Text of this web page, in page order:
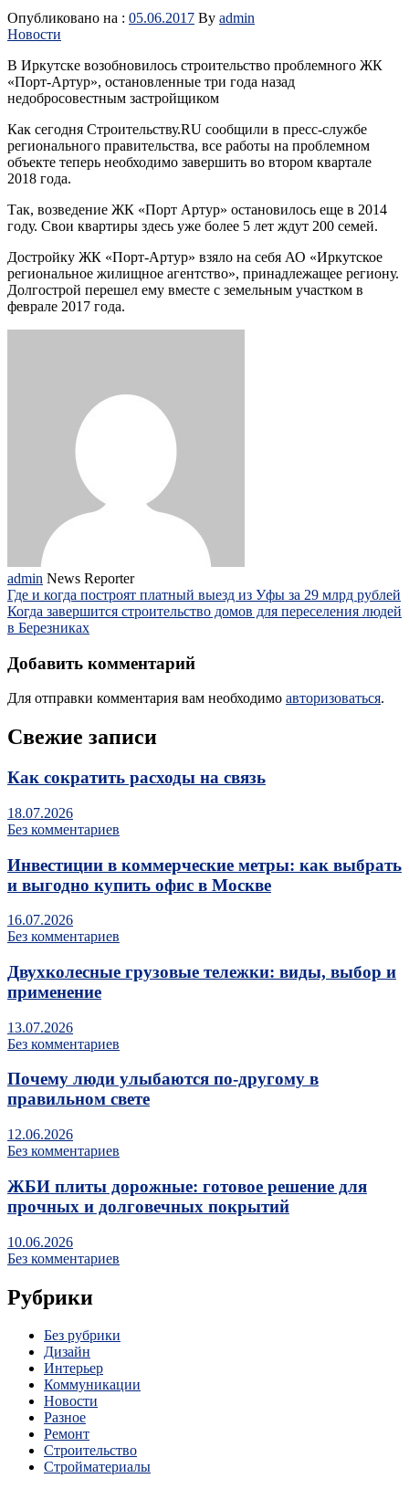
Опубликовано на : 05.06.2017 By admin
Новости
В Иркутске возобновилось строительство проблемного ЖК
«Порт-Артур», остановленные три года назад
недобросовестным застройщиком
Как сегодня Строительству.RU сообщили в пресс-службе
регионального правительства, все работы на проблемном
объекте теперь необходимо завершить во втором квартале
2018 года.
Так, возведение ЖК «Порт Артур» остановилось еще в 2014
году. Свои квартиры здесь уже более 5 лет ждут 200 семей.
Достройку ЖК «Порт-Артур» взяло на себя АО «Иркутское
региональное жилищное агентство», принадлежащее региону.
Долгострой перешел ему вместе с земельным участком в
феврале 2017 года.
admin News Reporter
Где и когда построят платный выезд из Уфы за 29 млрд рублей
Когда завершится строительство домов для переселения людей
в Березниках
Добавить комментарий
Для отправки комментария вам необходимо авторизоваться.
Свежие записи
Как сократить расходы на связь
18.07.2026
Без комментариев
Инвестиции в коммерческие метры: как выбрать
и выгодно купить офис в Москве
16.07.2026
Без комментариев
Двухколесные грузовые тележки: виды, выбор и
применение
13.07.2026
Без комментариев
Почему люди улыбаются по‑другому в
правильном свете
12.06.2026
Без комментариев
ЖБИ плиты дорожные: готовое решение для
прочных и долговечных покрытий
10.06.2026
Без комментариев
Рубрики
Без рубрики
Дизайн
Интерьер
Коммуникации
Новости
Разное
Ремонт
Строительство
Стройматериалы